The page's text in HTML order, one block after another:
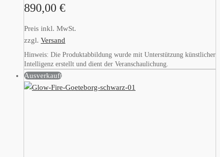
890,00 €
Preis inkl. MwSt.
zzgl. Versand
Hinweis: Die Produktabbildung wurde mit Unterstützung künstlicher
Intelligenz erstellt und dient der Veranschaulichung.
Ausverkauft